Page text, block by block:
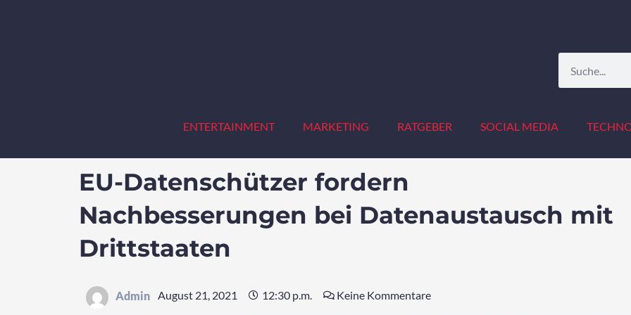
ENTERTAINMENT MARKETING RATGEBER SOCIAL MEDIA
EU-Datenschützer fordern
Nachbesserungen bei Datenaustausch mit
Drittstaaten
Admin August 21, 2021 12:30 p.m. Keine Kommentare